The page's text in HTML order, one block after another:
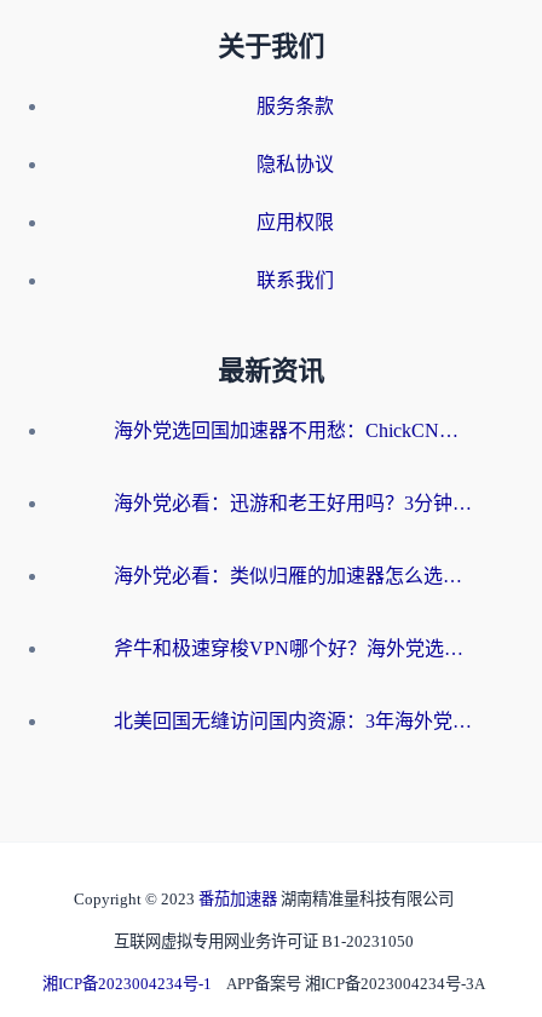
关于我们
服务条款
隐私协议
应用权限
联系我们
最新资讯
海外党选回国加速器不用愁：ChickCN和洞见哪个好？一篇搞定所有疑问
海外党必看：迅游和老王好用吗？3分钟选对加速国内网络的加速器
海外党必看：类似归雁的加速器怎么选？一篇搞定无缝访问国内资源
斧牛和极速穿梭VPN哪个好？海外党选回国加速器必看的真实对比与避坑指南
北美回国无缝访问国内资源：3年海外党亲测的加速器选择指南
Copyright © 2023 番茄加速器 湖南精准量科技有限公司
互联网虚拟专用网业务许可证 B1-20231050
湘ICP备2023004234号-1 APP备案号 湘ICP备2023004234号-3A